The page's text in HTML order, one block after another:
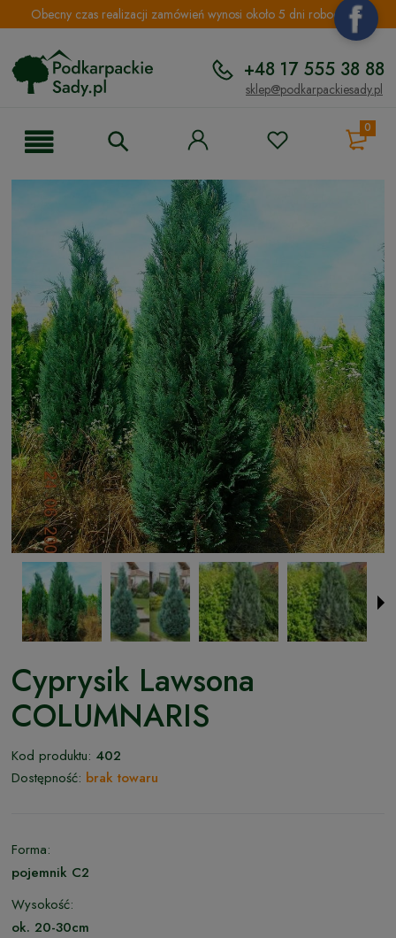
Obecny czas realizacji zamówień wynosi około 5 dni roboczych.
+48 17 555 38 88
sklep@podkarpackiesady.pl
0
Cyprysik Lawsona
COLUMNARIS
Kod produktu: 402
Dostępność: brak towaru
Forma:
pojemnik C2
Wysokość:
ok. 20-30cm